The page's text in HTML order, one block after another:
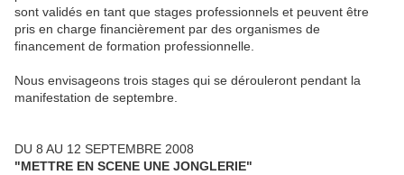
sont validés en tant que stages professionnels et peuvent être
pris en charge financièrement par des organismes de
financement de formation professionnelle.
Nous envisageons trois stages qui se dérouleront pendant la
manifestation de septembre.
DU 8 AU 12 SEPTEMBRE 2008
"METTRE EN SCENE UNE JONGLERIE"